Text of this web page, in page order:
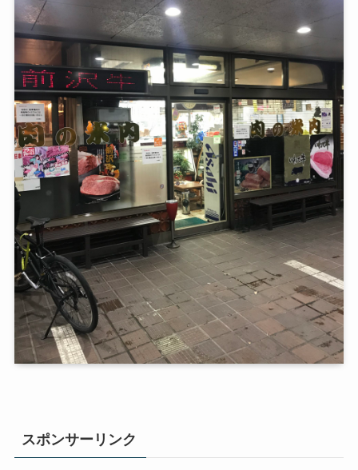
スポンサーリンク